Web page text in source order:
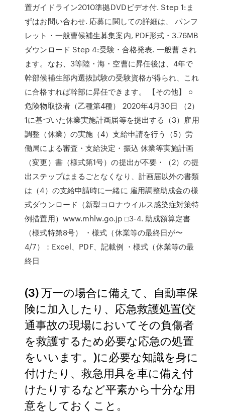
置ガイドライン2010準拠DVDビデオ付. Step 1:ま
ずはお問い合わせ. 応募に関しての詳細は、 パンフ
レット・一般曹候補生募集案内, PDF形式・3.76MB
ダウンロード Step 4:受験・合格発表. 一般曹 され
ます。なお、3等陸・海・空曹に昇任後は、4年で
幹部候補生部内選抜試験の受験資格が得られ、これ
に合格すれば幹部に昇任できます。 【その他】 ○
危険物取扱者（乙種第4種） 2020年4月30日 （2）
1に基づいた休業実施計画届等を提出する（3）雇用
調整（休業）の実施（4）支給申請を行う（5）労
働局による審査・支給決定・振込 休業等実施計画
（変更）書（様式第1号）の提出が不要・（2）の提
出ステップはまるごとなくなり、計画届以外の書類
は（4）の支給申請時に一緒に 雇用調整助成金の様
式ダウンロード（新型コロナウイルス感染症対策特
例措置用）www.mhlw.go.jp □3-4. 助成額算定書
（様式特第8号） ・様式（休業等の最終日が〜
4/7）：Excel、PDF、記載例 ・様式（休業等の最
終日
(3) 万一の場合に備えて、自動車保
険に加入したり、応急救護処置(交
通事故の現場においてその負傷者
を救護するため必要な応急の処置
をいいます。)に必要な知識を身に
付けたり、救急用具を車に備え付
けたりするなど平素から十分な用
意をしておくこと。